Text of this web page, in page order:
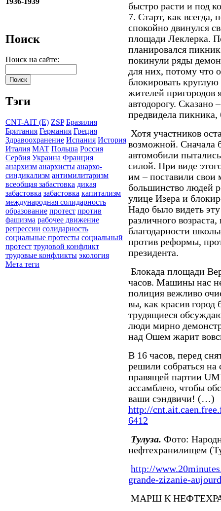
Поиск
Поиск на сайте:
Тэги
CNT-AIT (E) ZSP Бразилия
Британия Германия Греция
Здравоохранение Испания История
Италия МАТ Польша Россия
Сербия Украина Франция
анархизм анархисты анархо-
синдикализм антимилитаризм
всеобщая забастовка дикая
забастовка забастовка капитализм
международная солидарность
образование протест против
фашизма рабочее движение
репрессии солидарность
социальные протесты социальный
протест трудовой конфликт
трудовые конфликты экология
Мета теги
быстро расти и под
7. Старт, как всегда,
спокойно двинулся
площади Леклерка.
планировался
покинули ряды
для них, потому что
блокировать
жителей пригородов
автодорогу. Сказано
предвидела
Хотя участников
возможной. Сначала
автомобили
силой. При виде
им – поставили
большинство людей
улице Изера и
Надо было видеть
различного
благодарности
против реформы,
президента.
Блокада площади
часов. Машины нас
полиция вежливо
вы, как красив
трудящиеся
люди мирно
над Ошем жарит
В 16 часов, перед
решили собраться
правящей партии
ассамблею, чтобы
ваши сэндвичи! (…)
http://
6412
Тулуза. Фото:
нефтехранилищем
http://
grande-zizanie-
МАРШ К